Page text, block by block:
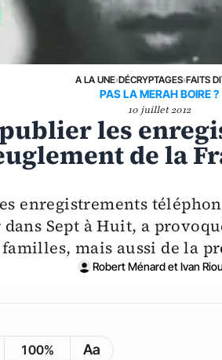
A LA UNE›DÉCRYPTAGES›FAITS
PAS LA MERAH BOIRE ?
10 juillet 2012
les
de la
enregistrements
Sept à Huit, a
mais aussi de la
Robert Ménard et Ivan
100% Aa